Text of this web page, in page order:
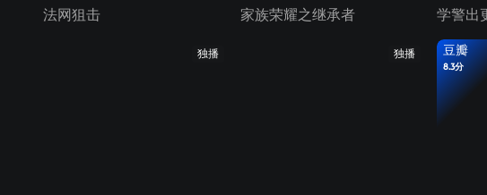
法网狙击 家族荣耀之继承者 学警出
独播 独播 豆瓣
8.3分